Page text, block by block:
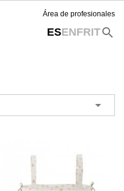
Área de profesionales
ESENFRITsearch
